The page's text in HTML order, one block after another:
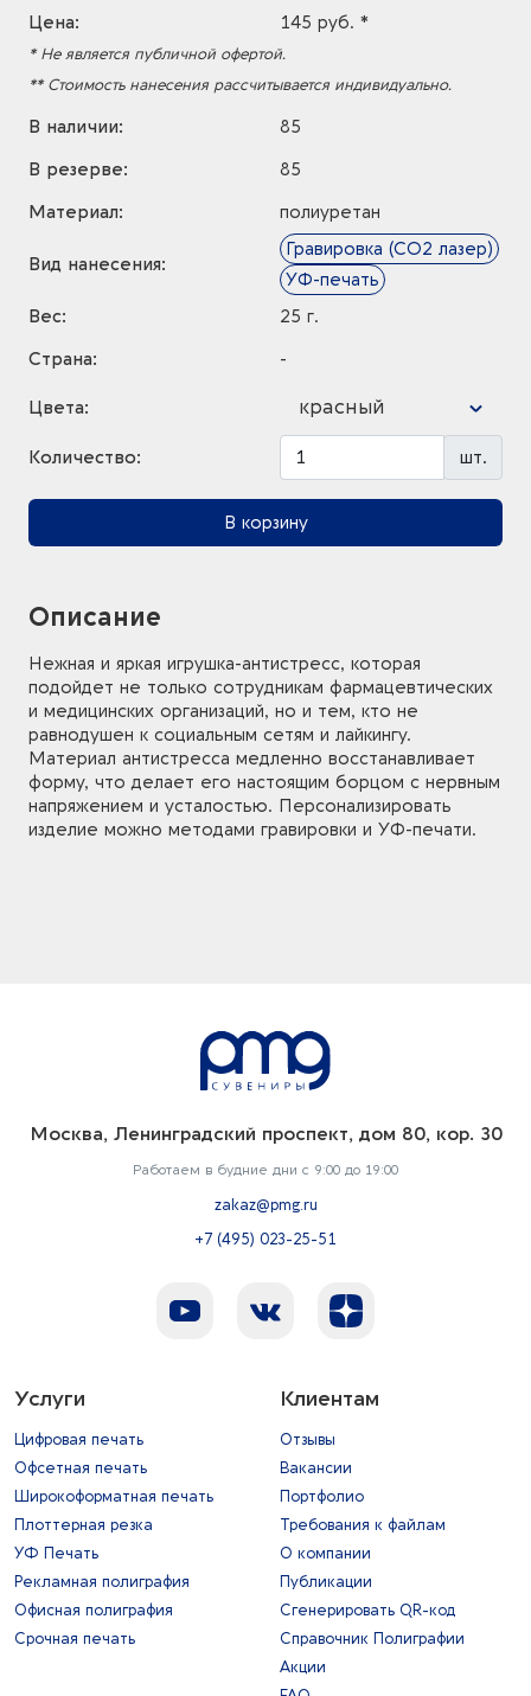
Цена:
145 руб. *
* Не является публичной офертой.
** Стоимость нанесения рассчитывается индивидуально.
В наличии:
85
В резерве:
85
Материал:
полиуретан
Вид нанесения:
Гравировка (CO2 лазер)
УФ-печать
Вес:
25 г.
Страна:
-
Цвета: красный
Количество: шт.
В корзину
Описание
Нежная и яркая игрушка-антистресс, которая
подойдет не только сотрудникам фармацевтических
и медицинских организаций, но и тем, кто не
равнодушен к социальным сетям и лайкингу.
Материал антистресса медленно восстанавливает
форму, что делает его настоящим борцом с нервным
напряжением и усталостью. Персонализировать
изделие можно методами гравировки и УФ-печати.
Москва, Ленинградский проспект, дом 80, кор. 30
Работаем в будние дни с 9:00 до 19:00
zakaz@pmg.ru
+7 (495) 023-25-51
Услуги
Цифровая печать
Офсетная печать
Широкоформатная печать
Плоттерная резка
УФ Печать
Рекламная полиграфия
Офисная полиграфия
Срочная печать
Клиентам
Отзывы
Вакансии
Портфолио
Требования к файлам
О компании
Публикации
Сгенерировать QR-код
Справочник Полиграфии
Акции